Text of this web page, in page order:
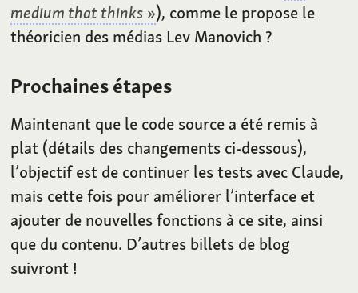
medium that thinks »), comme le propose le
théoricien des médias Lev Manovich ?
Prochaines étapes
Maintenant que le code source a été remis à
plat (détails des changements ci-dessous),
l’objectif est de continuer les tests avec Claude,
mais cette fois pour améliorer l’interface et
ajouter de nouvelles fonctions à ce site, ainsi
que du contenu. D’autres billets de blog
suivront !